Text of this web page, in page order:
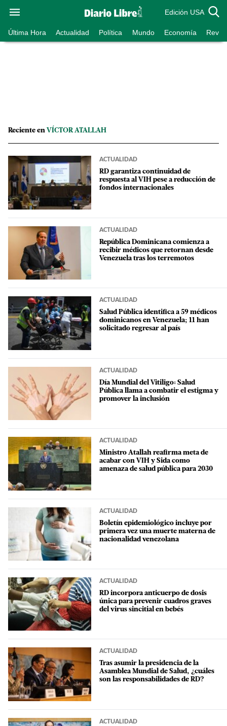
Edición USA
Última Hora Actualidad Política Mundo Economía
Reciente en VÍCTOR ATALLAH
ACTUALIDAD
RD garantiza continuidad de
respuesta al VIH pese a reducción de
fondos internacionales
ACTUALIDAD
República Dominicana comienza a
recibir médicos que retornan desde
Venezuela tras los terremotos
ACTUALIDAD
Salud Pública identifica a 59 médicos
dominicanos en Venezuela; 11 han
solicitado regresar al país
ACTUALIDAD
Día Mundial del Vitiligo: Salud
Pública llama a combatir el estigma y
promover la inclusión
ACTUALIDAD
Ministro Atallah reafirma meta de
acabar con VIH y Sida como
amenaza de salud pública para 2030
ACTUALIDAD
Boletín epidemiológico incluye por
primera vez una muerte materna de
nacionalidad venezolana
ACTUALIDAD
RD incorpora anticuerpo de dosis
única para prevenir cuadros graves
del virus sincitial en bebés
ACTUALIDAD
Tras asumir la presidencia de la
Asamblea Mundial de Salud, ¿cuáles
son las responsabilidades de RD?
ACTUALIDAD